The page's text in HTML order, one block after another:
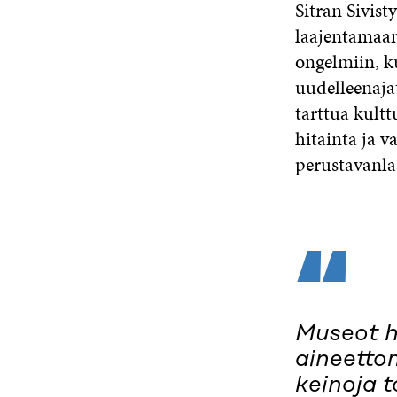
Sitran
ongelmiin,
tarttua
hitainta ja
“
Museot
keinoja